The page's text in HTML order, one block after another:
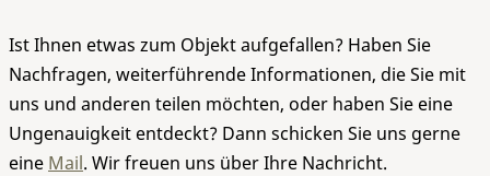
Ist Ihnen etwas zum Objekt aufgefallen? Haben Sie
Nachfragen, weiterführende Informationen, die Sie mit
uns und anderen teilen möchten, oder haben Sie eine
Ungenauigkeit entdeckt? Dann schicken Sie uns gerne
eine Mail. Wir freuen uns über Ihre Nachricht.